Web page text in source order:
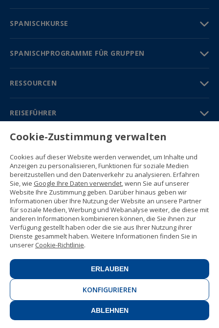
SPANISCHKURSE
SPANISCHPROGRAMME FÜR GRUPPEN
RESSOURCEN
REISEFÜHRER
PARTNER
Kontakt
Gratisbroschüre
(+34) 91 594 37 76
Gustavo Fernández Balbuena, 11
28002 Madrid, Spain
Sitemap
Nutzungsbedingungen
Datenschutzerklärung
Enforex Cookie-Richtlinie
(CIF B-79946729) Alle Rechte
vorbehalten.
Rechtliche Mitteilung.
Cookie-Zustimmung verwalten
Cookies auf dieser Website werden verwendet, um Inhalte und
Anzeigen zu personalisieren, Funktionen für soziale Medien
bereitzustellen und den Datenverkehr zu analysieren. Erfahren
Sie, wie Google Ihre Daten verwendet, wenn Sie auf unserer
Website Ihre Zustimmung geben. Darüber hinaus geben wir
Informationen über Ihre Nutzung der Website an unsere Partner
für soziale Medien, Werbung und Webanalyse weiter, die diese mit
anderen Informationen kombinieren können, die Sie ihnen zur
Verfügung gestellt haben oder die sie aus Ihrer Nutzung ihrer
Dienste gesammelt haben. Weitere Informationen finden Sie in
unserer Cookie-Richtlinie.
ABLEHNEN
KONFIGURIEREN
ERLAUBEN